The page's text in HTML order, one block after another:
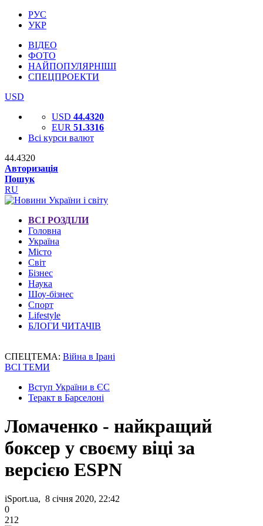
РУС
УКР
ВІДЕО
ФОТО
НАЙПОПУЛЯРНІШІ
СПЕЦПРОЕКТИ
USD
USD 44.4320
EUR 51.3316
Всі курси валют
44.4320
Авторизація
Пошук
RU
ВСІ РОЗДІЛИ
Головна
Україна
Місто
Світ
Бізнес
Наука
Шоу-бізнес
Спорт
Lifestyle
БЛОГИ ЧИТАЧІВ
СПЕЦТЕМА: Війна в Ірані
ВСІ ТЕМИ
Вступ України в ЄС
Теракт в Барселоні
Ломаченко - найкращий
боксер у своєму віці за
версією ESPN
iSport.ua, 8 січня 2020, 22:42
0
212